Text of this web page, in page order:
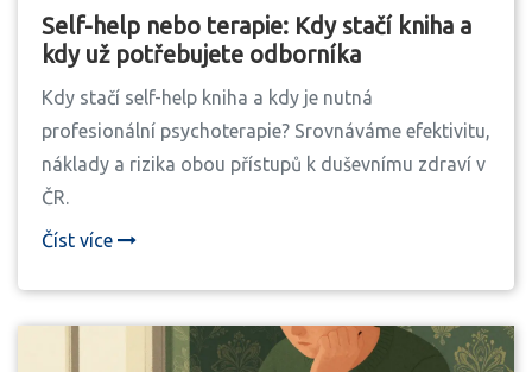
Self-help nebo terapie: Kdy stačí kniha a
kdy už potřebujete odborníka
Kdy stačí self-help kniha a kdy je nutná
profesionální psychoterapie? Srovnáváme efektivitu,
náklady a rizika obou přístupů k duševnímu zdraví v
ČR.
Číst více